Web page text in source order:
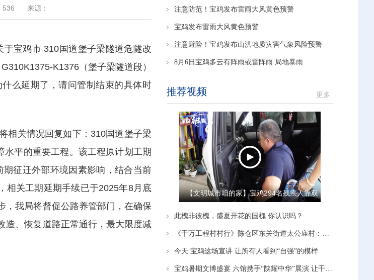
536 来源：
宝鸡市 310国道堡子梁隧道危隧改
K1376（堡子梁隧道段）
么延期了，请问管制结束的具体时
相关情况回复如下：310国道堡子梁
平的重要工程。该工程原计划工期
征迁外部环境因素影响，结合当前
相关工期延期手续已于2025年8月底
，我局将督促公路养管部门，在确保
造、恢复道路正常通行，最大限度减
注意防范！宝鸡发布雷雨大风黄色预警
宝鸡发布雷雨大风黄色预警
注意避险！宝鸡发布山洪地质灾害气象风险预警
8月6日宝鸡多云有阵雨或雷阵雨 局地暴雨
推荐视频 更多
【文明城市咱的家】宝鸡294名残疾人靠双
手 把日子越过越有奔头
此槐非彼槐，盛夏开花的国槐 你认识吗？
《千万工程村村行》陈仓区东关街道太公庙村：党建引领赋能产业 蹚出富民新路径
今天 宝鸡这场宣讲 让所有人看到“自强”的模样
宝鸡暑期文博盛宴 六馆携手“陕耀中华”展演 让千年文脉在青少年手中“活”起来